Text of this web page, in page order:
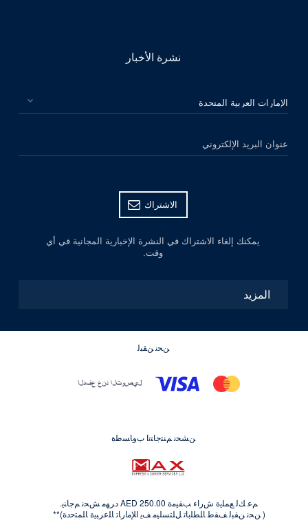
نشرة الأخبار
الرجاء اختيار بلدك
عنوان البريد الإلكتروني
الاشتراك
يمكنك إلغاء الاشتراك في النشرة الإخبارية المجانية في أي
وقت.
المزيد
ﻦﺤﻧ ﻦﻘﺒﻟ
ﻦﺸﺤﻧ ﻢﻨﺘﺟﺎﺘﻧﺍ ﺏﻭﺎﺴﻃﺓ
ﻢﻋ ﻚﻟ ﻊﻤﻠﻳﺓ ﺵﺭﺍﺀ ﺐﻘﻴﻣﺓ AED 250.00 ﺩﺮﻬﻣ ﺶﺤﻧ ﻢﺟﺎﻨﻳ.
( ﻦﺤﻧ ﻦﻘﺒﻟ ﻒﻘﻃ ﺎﻠﻄﻠﺑﺎﺗ ﻞﻠﺘﺴﻠﻴﻣ ﻒﻳ ﺍﻺﻣﺍﺭﺎﺗ ﺎﻠﻋﺮﺒﻳﺓ ﺎﻠﻤﺘﺣﺩﺓ)**